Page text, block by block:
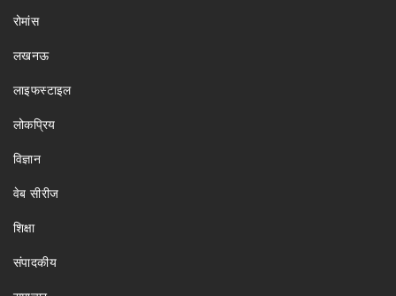
रोमांस
लखनऊ
लाइफस्टाइल
लोकप्रिय
विज्ञान
वेब सीरीज
शिक्षा
संपादकीय